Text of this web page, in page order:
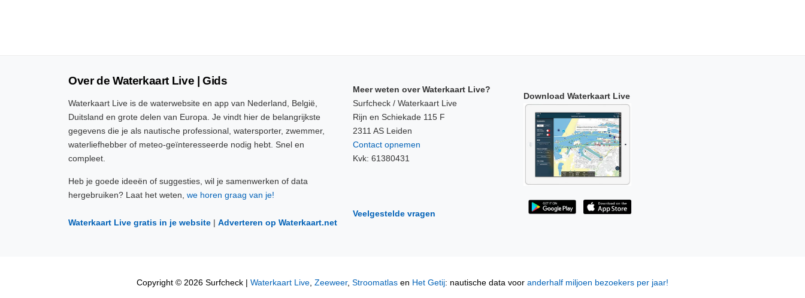
Over de Waterkaart Live | Gids
Waterkaart Live is de waterwebsite en app van Nederland, België,
Duitsland en grote delen van Europa. Je vindt hier de belangrijkste
gegevens die je als nautische professional, watersporter, zwemmer,
waterliefhebber of meteo-geïnteresseerde nodig hebt. Snel en
compleet.
Heb je goede ideeën of suggesties, wil je samenwerken of data
hergebruiken? Laat het weten, we horen graag van je!
Waterkaart Live gratis in je website | Adverteren op Waterkaart.net
Meer weten over Waterkaart Live?
Surfcheck / Waterkaart Live
Rijn en Schiekade 115 F
2311 AS Leiden
Contact opnemen
Kvk: 61380431
Veelgestelde vragen
Download Waterkaart Live
Copyright © 2026 Surfcheck | Waterkaart Live, Zeeweer, Stroomatlas en Het Getij: nautische data voor anderhalf miljoen bezoekers per jaar!